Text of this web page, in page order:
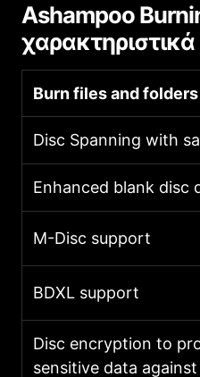
Ashampoo
χαρακτηριστικά
Burn files and folders
Disc Spanning with
Enhanced blank disc
M-Disc support
BDXL support
Disc encryption to
sensitive data